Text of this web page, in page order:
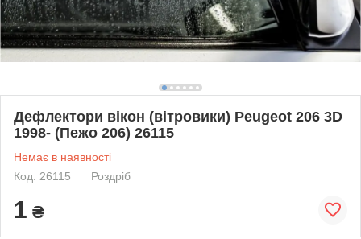
Дефлектори вікон (вітровики) Peugeot 206 3D
1998- (Пежо 206) 26115
Немає в наявності
Код: 26115
Роздріб
1 ₴